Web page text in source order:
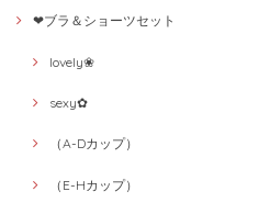
❤ブラ＆ショーツセット
lovely❀
sexy✿
（A-Dカップ）
（E-Hカップ）